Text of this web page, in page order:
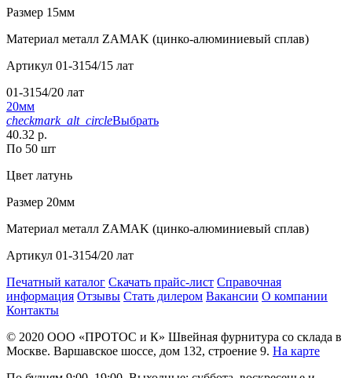
Размер 15мм
Материал металл ZAMAK (цинко-алюминиевый сплав)
Артикул 01-3154/15 лат
01-3154/20 лат
20мм
checkmark_alt_circleВыбрать
40.32 р.
По 50 шт
Цвет латунь
Размер 20мм
Материал металл ZAMAK (цинко-алюминиевый сплав)
Артикул 01-3154/20 лат
Печатный каталог Скачать прайс-лист Справочная
информация Отзывы Стать дилером Вакансии О компании
Контакты
© 2020 ООО «ПРОТОС и К» Швейная фурнитура со склада в
Москве. Варшавское шоссе, дом 132, строение 9. На карте